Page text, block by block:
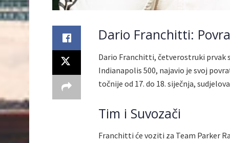
Dario Franchitti:
Dario Franchitti, četverostruki prvak
Indianapolis 500, najavio je svoj
točnije od 17. do 18. siječnja,
Tim i Suvozači
Franchitti će voziti za Team Parker